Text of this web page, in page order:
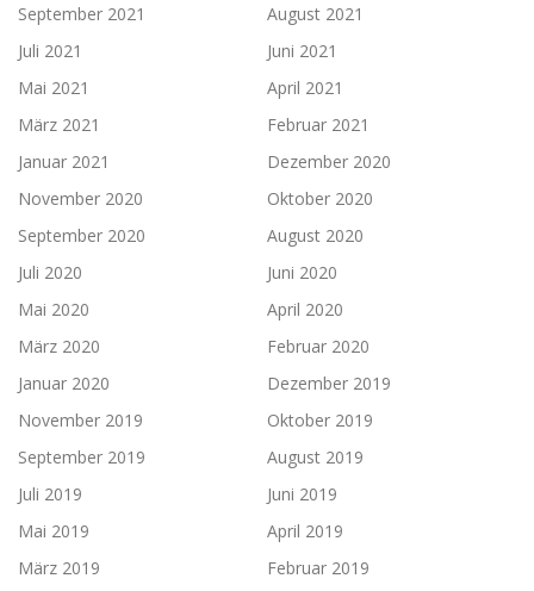
September 2021
August 2021
Juli 2021
Juni 2021
Mai 2021
April 2021
März 2021
Februar 2021
Januar 2021
Dezember 2020
November 2020
Oktober 2020
September 2020
August 2020
Juli 2020
Juni 2020
Mai 2020
April 2020
März 2020
Februar 2020
Januar 2020
Dezember 2019
November 2019
Oktober 2019
September 2019
August 2019
Juli 2019
Juni 2019
Mai 2019
April 2019
März 2019
Februar 2019